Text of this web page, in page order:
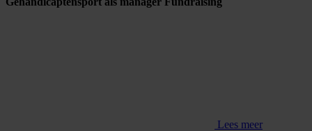
Lees meer